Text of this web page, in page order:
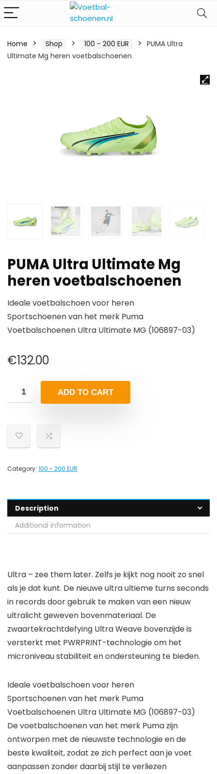
Home Shop 100 - 200 EUR
PUMA Ultra
Ultimate Mg heren voetbalschoenen
PUMA Ultra Ultimate Mg
heren voetbalschoenen
Ideale voetbalschoen voor heren
Sportschoenen van het merk Puma
Voetbalschoenen Ultra Ultimate MG (106897-03)
€132.00
ADD TO CART
Category: 100 - 200 EUR
Description
Additional information
Ultra – zee them later. Zelfs je kijkt nog nooit zo snel
als je dat kunt. De nieuwe ultra ultieme turns seconds
in records door gebruik te maken van een nieuw
ultralicht geweven bovenmateriaal. De
zwaartekrachtdefying Ultra Weave bovenzijde is
versterkt met PWRPRINT-technologie om het
microniveau stabiliteit en ondersteuning te bieden.
Ideale voetbalschoen voor heren
Sportschoenen van het merk Puma
Voetbalschoenen Ultra Ultimate MG (106897-03)
De voetbalschoenen van het merk Puma zijn
ontworpen met de nieuwste technologie en de
beste kwaliteit, zodat ze zich perfect aan je voet
aanpassen zonder daarbij stijl te verliezen